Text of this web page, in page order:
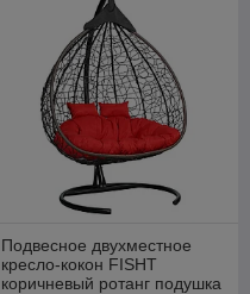
Подвесное двухместное
кресло-кокон FISHT
коричневый ротанг подушка